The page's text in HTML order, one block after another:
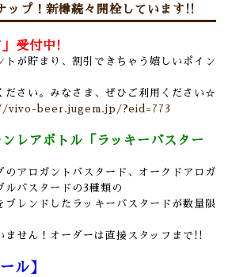
ップ！新樽続々開栓しています!!
」受付中!
トが貯まり、割引できちゃう嬉しいポイン
ださい。みなさま、ぜひご利用ください☆
vivo-beer.jugem.jp/?eid=773
レアボトル「ラッキーバスター
のアロガントバスタード、オークドアロガ
ルバスタードの3種類の
ブレンドしたラッキーバスタードが数量限
ません！オーダーは直接スタッフまで!!
ル】